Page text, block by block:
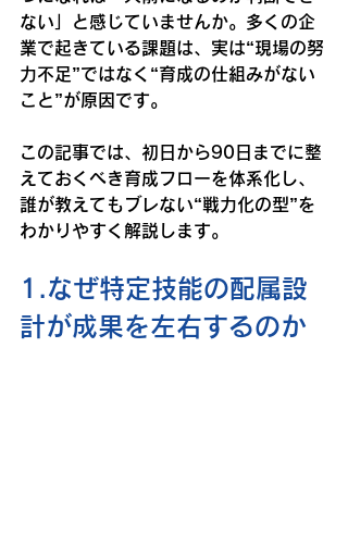
ない」と感じていませんか。多くの企
業で起きている課題は、実は“現場の努
力不足”ではなく“育成の仕組みがない
こと”が原因です。
この記事では、初日から90日までに整
えておくべき育成フローを体系化し、
誰が教えてもブレない“戦力化の型”を
わかりやすく解説します。
1.なぜ特定技能の配属設
計が成果を左右するのか